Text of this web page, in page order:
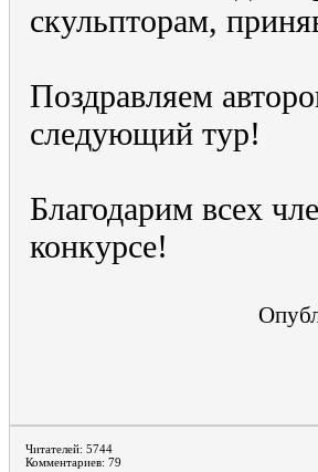
скульпторам,
Поздравляем
следующий тур!
Благодарим всех
конкурсе!
Читателей: 5744
Комментариев: 79